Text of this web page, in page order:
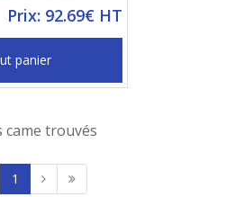
Prix: 92.69€ HT
panier
came trouvés
1